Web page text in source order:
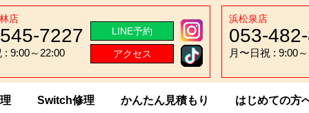
店
7227
: 9:00～22:00
LINE予約
アクセス
浜松泉店
053-
月〜日祝 : 9:00
Switch修理 かんたん見積もり はじめての方
Galaxy A55 5G